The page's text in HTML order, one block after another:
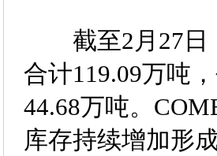
截至2月27日
合计119.09万吨
44.68万吨。
库存持续增加形